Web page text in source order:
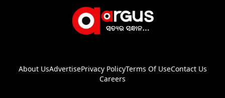
About UsAdvertisePrivacy PolicyTerms Of UseContact Us
Careers